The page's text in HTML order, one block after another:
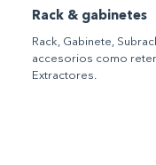
Rack & gabinetes
Rack, Gabinete,
accesorios como
Extractores.